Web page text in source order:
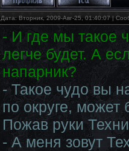
Дата: Вторник, 2009-Авг-25, 01:40:07 |
- И где мы такое
легче будет. А
напарник?
- Такое чудо вы
по округе, может
Пожав руки
- А меня зовут